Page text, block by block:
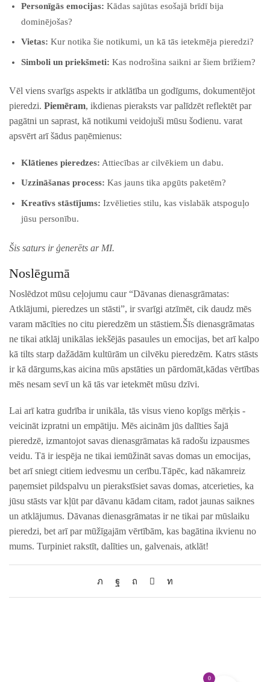
Personīgās emocijas: Kādas⁣ sajūtas esošajā brīdī bija
dominējošas?
Vietas: Kur notika šie notikumi, un kā ‌tās ietekmēja pieredzi?
Simboli un priekšmeti: Kas nodrošina saikni ar šiem brīžiem?
Vēl viens svarīgs aspekts ir atklātība un godīgums, dokumentējot
pieredzi.⁤ Piemēram, ikdienas pieraksts var‌ palīdzēt reflektēt par⁣
pagātni un saprast, kā notikumi veidojuši ‍mūsu šodienu. varat
apsvērt arī šādus paņēmienus:
Klātienes pieredzes: Attiecības ar cilvēkiem un dabu.
Uzzināšanas process: Kas jauns tika‍ apgūts paketēm?
Kreatīvs stāstījums: Izvēlieties ‌stilu, kas vislabāk atspoguļo
jūsu personību.
Šis saturs ir ģenerēts ar MI.
Noslēgumā
Noslēdzot mūsu ceļojumu caur “Dāvanas dienasgrāmatas:
Atklājumi,‍ pieredzes ‍un ⁣stāsti”, ir ⁣svarīgi atzīmēt, cik daudz mēs
varam mācīties no ​citu pieredzēm un stāstiem.Šīs dienasgrāmatas
ne tikai atklāj unikālas iekšējās pasaules un emocijas, bet arī kalpo
kā ​tilts starp dažādām kultūrām un cilvēku pieredzēm. Katrs stāsts
ir kā dārgums,kas aicina mūs apstāties un‌ pārdomāt,kādas vērtības
mēs nesam sevī un kā tās var ietekmēt mūsu dzīvi.
Lai arī katra gudrība ‌ir unikāla, tās visus vieno kopīgs mērķis ​-
veicināt izpratni un empātiju.⁤ Mēs aicinām jūs dalīties‌ šajā
pieredzē, izmantojot savas ⁢dienasgrāmatas kā radošu izpausmes
veidu. Tā ir iespēja ne tikai iemūžināt ⁤savas domas un emocijas,
bet arī sniegt citiem iedvesmu un cerību.Tāpēc, kad nākamreiz
paņemsiet pildspalvu un pierakstīsiet savas domas, atcerieties, ka
jūsu stāsts var kļūt par dāvanu kādam ​citam, radot ⁢jaunas saiknes
un atklājumus.⁢ Dāvanas dienasgrāmatas ir ne tikai par mūslaiku
pieredzi, bet‍ arī par mūžīgajām vērtībām, kas bagātina ikvienu no
mums. Turpiniet rakstīt, dalīties un, galvenais, atklāt!
0